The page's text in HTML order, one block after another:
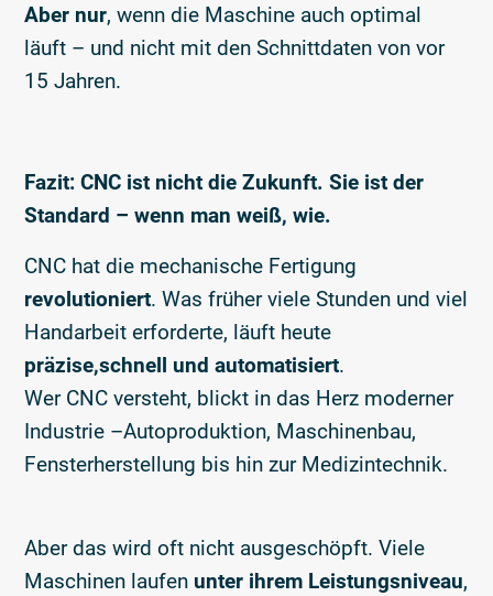
Aber nur, wenn die Maschine auch optimal
läuft – und nicht mit den Schnittdaten von vor
15 Jahren.
Fazit: CNC ist nicht die Zukunft. Sie ist der
Standard – wenn man weiß, wie.
CNC hat die mechanische Fertigung
revolutioniert. Was früher viele Stunden und viel
Handarbeit erforderte, läuft heute
präzise,schnell und automatisiert.
Wer CNC versteht, blickt in das Herz moderner
Industrie –Autoproduktion, Maschinenbau,
Fensterherstellung bis hin zur Medizintechnik.
Aber das wird oft nicht ausgeschöpft. Viele
Maschinen laufen unter ihrem Leistungsniveau,